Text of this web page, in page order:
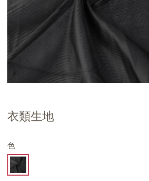
衣類生地
色